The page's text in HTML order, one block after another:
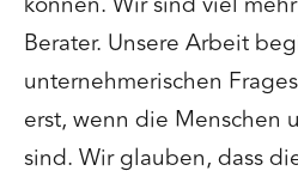
Berater. Unsere Arbeit
unternehmerischen
erst, wenn die Menschen
sind. Wir glauben, dass